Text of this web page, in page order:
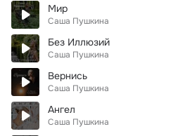
Мир
Саша Пушкина
Без Иллюзий
Саша Пушкина
Вернись
Саша Пушкина
Ангел
Саша Пушкина